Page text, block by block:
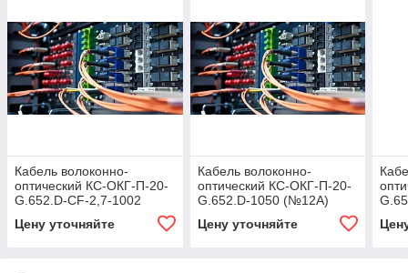
Кабель волоконно-
оптический КС-ОКГ-П-20-
G.652.D-CF-2,7-1002
Цену уточняйте
Кабель волоконно-
оптический КС-ОКГ-П-20-
G.652.D-1050 (№12А)
Цену уточняйте